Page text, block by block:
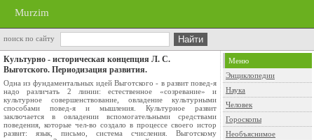
Murzim
поиск по сайту
Культурно - историческая концепция Л. С.
Выготского. Периодизация развития.
Одна из фундаментальных идей Выготского - в развит повед-я
надо различать 2 линии: естественное «созревание» и
культурное совершенство­вание, овладение культурными
способами повед-я и мышления. Культурное развит
заключается в овладении вспомога­тельными средствами
поведения, которые чел-во создало в процессе своего истор
развит: язык, письмо, система счисления. Выготскому
Меню
Энциклопедии
Наука
Человек
Гороскопы
Необъяснимое